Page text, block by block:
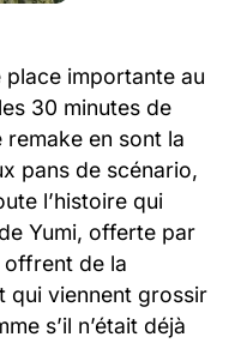
importante au
30 minutes de
remake en sont la
pans de scénario,
l’histoire qui
Yumi, offerte par
offrent de la
qui viennent grossir
s’il n’était déjà